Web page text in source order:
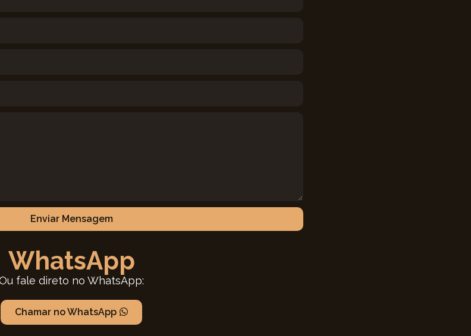
Enviar Mensagem
WhatsApp
fale direto no WhatsApp:
Chamar no WhatsApp